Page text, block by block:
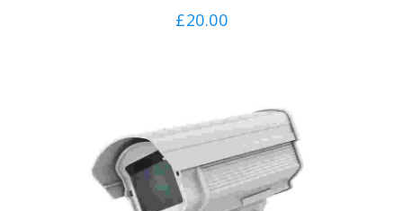
£20.00
sur 5